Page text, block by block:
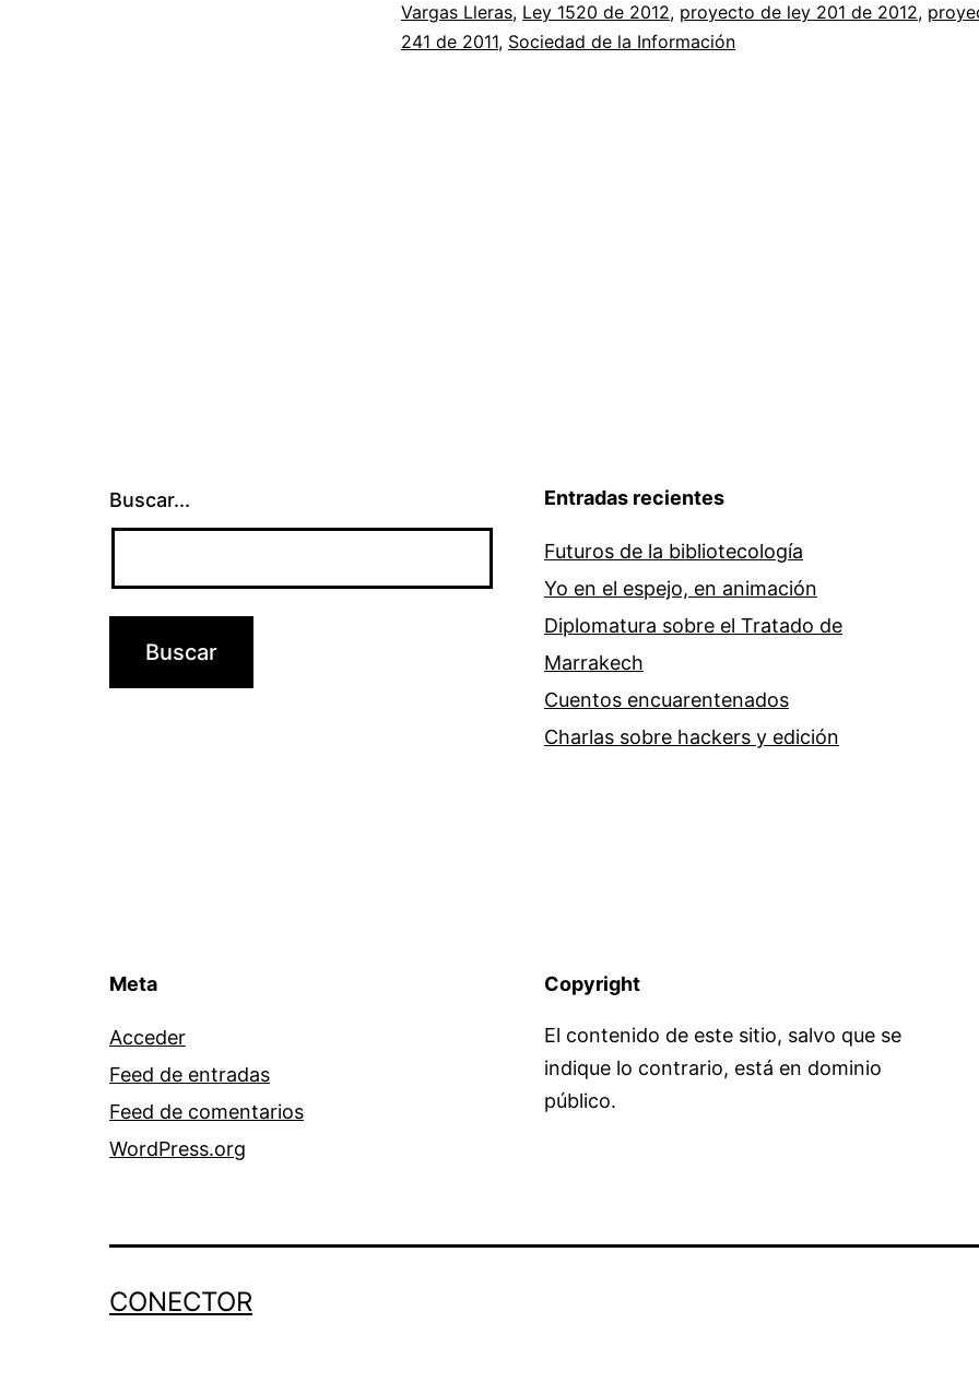
o
Vargas Lleras, Ley 1520 de 2012, proyecto de ley 201 de 2012,
241 de 2011, Sociedad de la Información
Buscar... Entradas recientes
Futuros de la bibliotecología
Yo en el espejo, en animación
Diplomatura sobre el Tratado de
Marrakech
Cuentos encuarentenados
Charlas sobre hackers y edición
Meta
Acceder
Feed de entradas
Feed de comentarios
WordPress.org
Copyright
El contenido de este sitio, salvo que se
indique lo contrario, está en dominio
público.
CONECTOR